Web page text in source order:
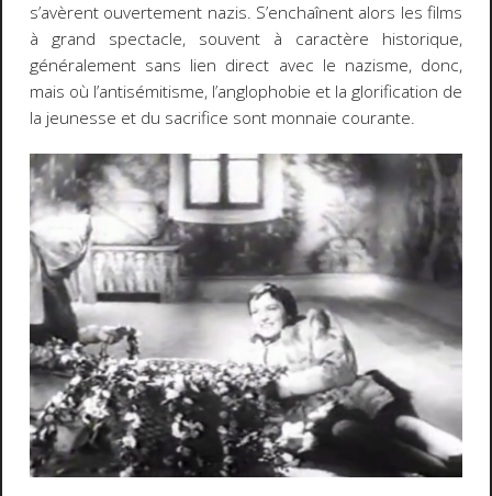
s’avèrent ouvertement nazis. S’enchaînent alors les films
à grand spectacle, souvent à caractère historique,
généralement sans lien direct avec le nazisme, donc,
mais où l’antisémitisme, l’anglophobie et la glorification de
la jeunesse et du sacrifice sont monnaie courante.